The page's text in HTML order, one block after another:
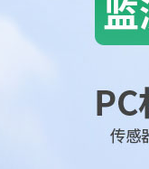
限公司LOGO